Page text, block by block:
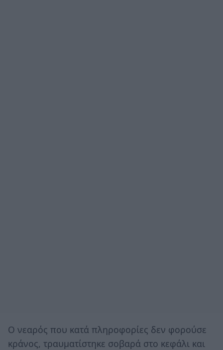
Ο νεαρός που κατά πληροφορίες δεν φορούσε
κράνος, τραυματίστηκε σοβαρά στο κεφάλι και